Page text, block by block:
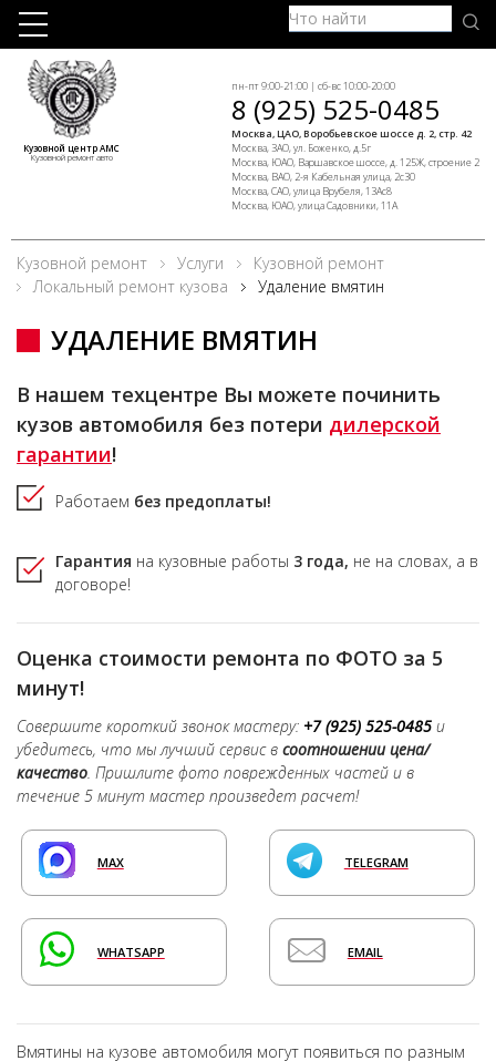
Кузовной центр АМС
Кузовной ремонт авто
пн-пт 9:00-21:00 | сб-вс 10:00-20:00
8 (925) 525-0485
Москва, ЦАО, Воробьевское шоссе д. 2, стр. 42
Москва, ЗАО, ул. Боженко, д.5г
Москва, ЮАО, Варшавское шоссе, д. 125Ж, строение 2
Москва, ВАО, 2-я Кабельная улица, 2с30
Москва, САО, улица Врубеля, 13Ас8
Москва, ЮАО, улица Садовники, 11А
Кузовной ремонт Услуги
Кузовной ремонт
Локальный ремонт кузова
Удаление вмятин
УДАЛЕНИЕ ВМЯТИН
В нашем техцентре Вы можете починить
кузов автомобиля без потери дилерской
гарантии!
Работаем без предоплаты!
Гарантия на кузовные работы 3 года, не на словах, а в
договоре!
Оценка стоимости ремонта по ФОТО за 5
минут!
Совершите короткий звонок мастеру: +7 (925) 525-0485 и
убедитесь, что мы лучший сервис в соотношении цена/
качество. Пришлите фото поврежденных частей и в
течение 5 минут мастер произведет расчет!
MAX TELEGRAM
WHATSAPP EMAIL
Вмятины на кузове автомобиля могут появиться по разным